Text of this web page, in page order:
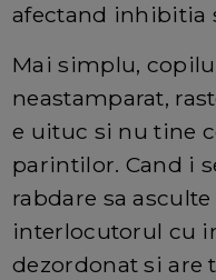
afectand inhibitia
Mai simplu,
neastamparat,
e uituc si nu tine
parintilor. Cand i
rabdare sa
interlocutorul cu
dezordonat si are